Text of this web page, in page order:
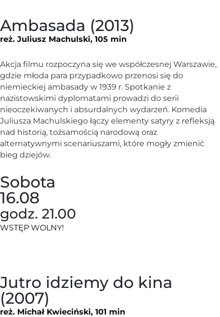
Ambasada (2013)
reż. Juliusz Machulski, 105 min
Akcja filmu rozpoczyna się we współczesnej Warszawie,
gdzie młoda para przypadkowo przenosi się do
niemieckiej ambasady w 1939 r. Spotkanie z
nazistowskimi dyplomatami prowadzi do serii
nieoczekiwanych i absurdalnych wydarzeń. Komedia
Juliusza Machulskiego łączy elementy satyry z refleksją
nad historią, tożsamością narodową oraz
alternatywnymi scenariuszami, które mogły zmienić
bieg dziejów.
Sobota
16.08
godz. 21.00
WSTĘP WOLNY!
Jutro idziemy do kina
(2007)
reż. Michał Kwieciński, 101 min